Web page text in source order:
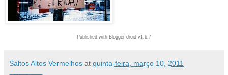
Published with Blogger-droid v1.6.7
Saltos Altos Vermelhos at quinta-feira, março 10, 2011